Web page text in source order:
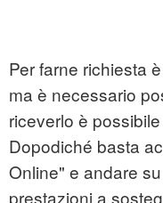
Per farne richiesta
ma è necessario
riceverlo è
Dopodiché basta
Online" e andare
prestazioni a